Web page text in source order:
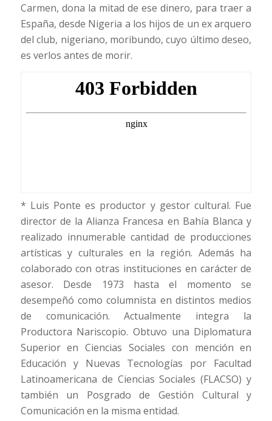
Carmen, dona la mitad de ese dinero, para traer a
España, desde Nigeria a los hijos de un ex arquero
del club, nigeriano, moribundo, cuyo último deseo,
es verlos antes de morir.
* Luis Ponte es productor y gestor cultural. Fue
director de la Alianza Francesa en Bahía Blanca y
realizado innumerable cantidad de producciones
artísticas y culturales en la región. Además ha
colaborado con otras instituciones en carácter de
asesor. Desde 1973 hasta el momento se
desempeñó como columnista en distintos medios
de comunicación. Actualmente integra la
Productora Nariscopio. Obtuvo una Diplomatura
Superior en Ciencias Sociales con mención en
Educación y Nuevas Tecnologías por Facultad
Latinoamericana de Ciencias Sociales (FLACSO) y
también un Posgrado de Gestión Cultural y
Comunicación en la misma entidad.